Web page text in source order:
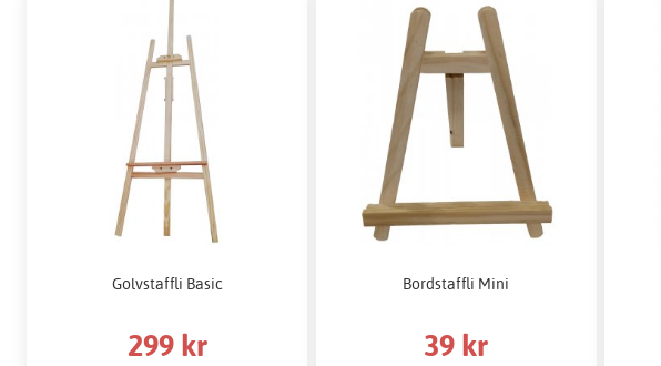
Golvstaffli Basic
299 kr
Bordstaffli Mini
39 kr